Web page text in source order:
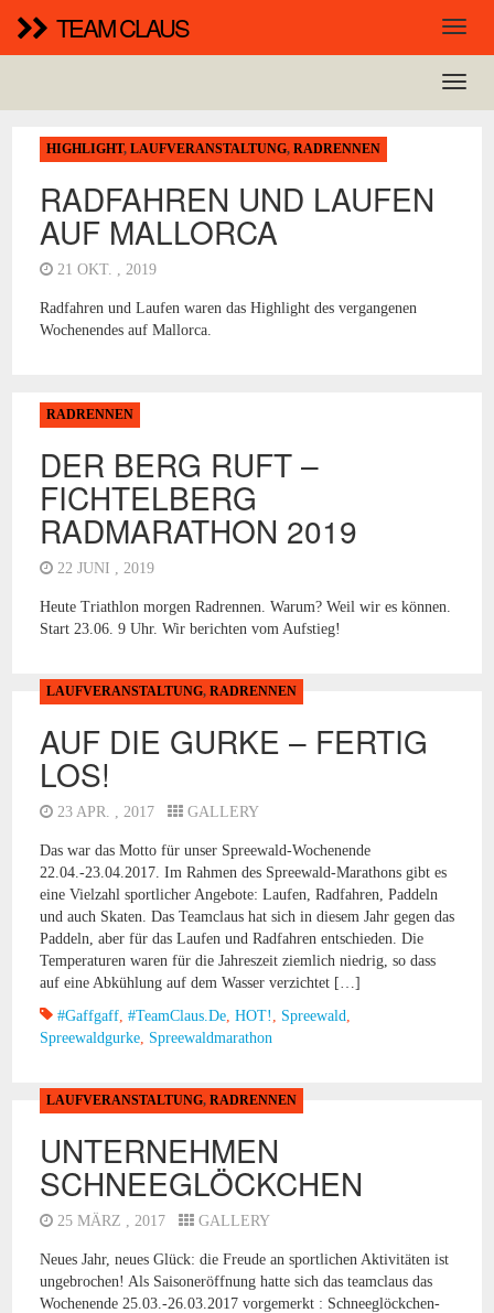
TEAM CLAUS
HIGHLIGHT, LAUFVERANSTALTUNG, RADRENNEN
RADFAHREN UND LAUFEN
AUF MALLORCA
21 OKT. , 2019
Radfahren und Laufen waren das Highlight des vergangenen
Wochenendes auf Mallorca.
RADRENNEN
DER BERG RUFT –
FICHTELBERG
RADMARATHON 2019
22 JUNI , 2019
Heute Triathlon morgen Radrennen. Warum? Weil wir es können.
Start 23.06. 9 Uhr. Wir berichten vom Aufstieg!
LAUFVERANSTALTUNG, RADRENNEN
AUF DIE GURKE – FERTIG
LOS!
23 APR. , 2017 GALLERY
Das war das Motto für unser Spreewald-Wochenende
22.04.-23.04.2017. Im Rahmen des Spreewald-Marathons gibt es
eine Vielzahl sportlicher Angebote: Laufen, Radfahren, Paddeln
und auch Skaten. Das Teamclaus hat sich in diesem Jahr gegen das
Paddeln, aber für das Laufen und Radfahren entschieden. Die
Temperaturen waren für die Jahreszeit ziemlich niedrig, so dass
auf eine Abkühlung auf dem Wasser verzichtet […]
#gaffgaff, #TeamClaus.de, HOT! , Spreewald,
Spreewaldgurke, Spreewaldmarathon
LAUFVERANSTALTUNG, RADRENNEN
UNTERNEHMEN
SCHNEEGLÖCKCHEN
25 MÄRZ , 2017 GALLERY
Neues Jahr, neues Glück: die Freude an sportlichen Aktivitäten ist
ungebrochen! Als Saisoneröffnung hatte sich das teamclaus das
Wochenende 25.03.-26.03.2017 vorgemerkt : Schneeglöckchen-